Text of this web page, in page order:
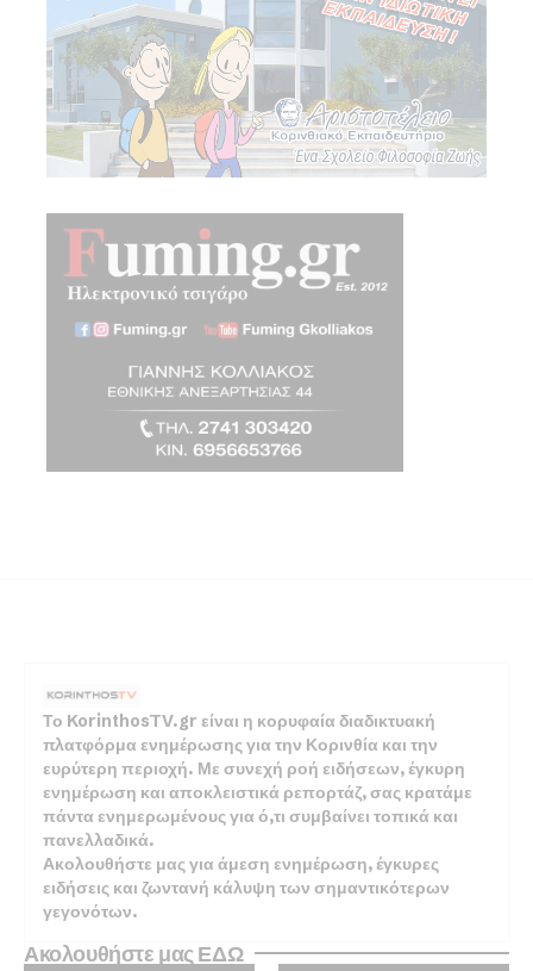
Το KorinthosTV.gr είναι η κορυφαία διαδικτυακή
πλατφόρμα ενημέρωσης για την Κορινθία και την
ευρύτερη περιοχή. Με συνεχή ροή ειδήσεων, έγκυρη
ενημέρωση και αποκλειστικά ρεπορτάζ, σας κρατάμε
πάντα ενημερωμένους για ό,τι συμβαίνει τοπικά και
πανελλαδικά.
Ακολουθήστε μας για άμεση ενημέρωση, έγκυρες
ειδήσεις και ζωντανή κάλυψη των σημαντικότερων
γεγονότων.
Ακολουθήστε μας ΕΔΩ